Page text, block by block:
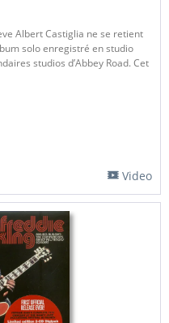
Albert Castiglia ne se retient
solo enregistré en studio
studios d’Abbey Road. Cet
Video